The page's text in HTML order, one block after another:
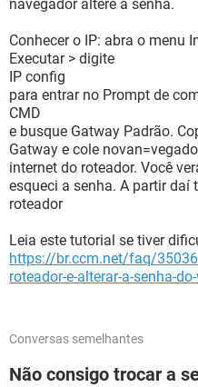
navegador altere a senha.
Conhecer o IP: abra o menu
Executar > digite
IP config
para entrar no Prompt de
CMD
e busque Gatway Padrão.
Gatway e cole
internet do roteador. Você
esqueci a senha. A partir daí
roteador
Leia este tutorial se tiver
https://br.ccm.net/faq/
roteador-e-alterar-a-senha-
Conversas semelhantes
Não consigo trocar a